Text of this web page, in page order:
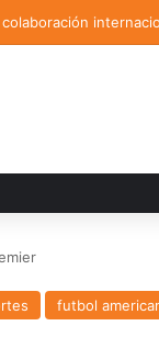
futbol